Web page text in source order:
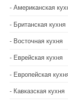
Американская
Британская кухня
Восточная кухня
Еврейская кухня
Европейская
Кавказская кухня